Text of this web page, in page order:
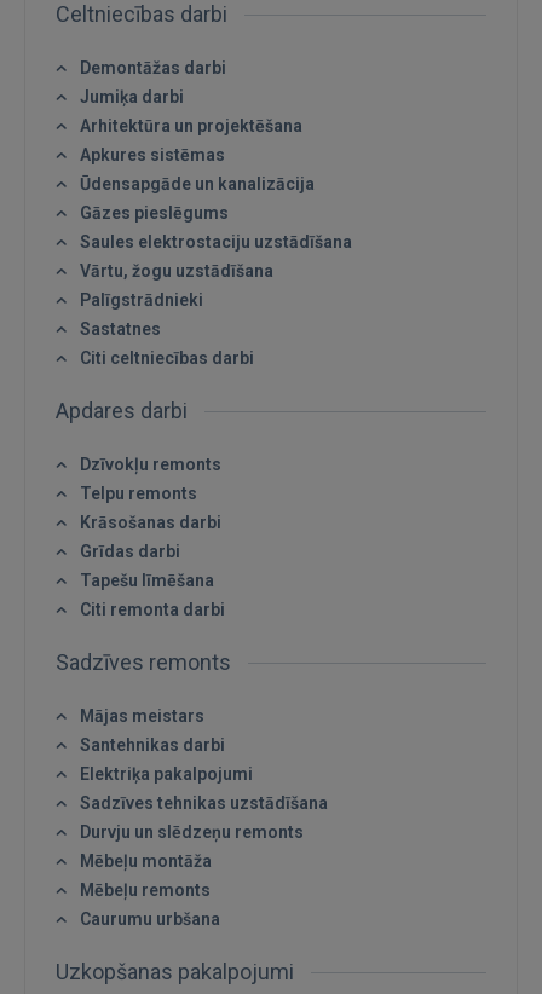
Celtniecības darbi
Demontāžas darbi
Jumiķa darbi
Arhitektūra un projektēšana
Apkures sistēmas
Ūdensapgāde un kanalizācija
Gāzes pieslēgums
Saules elektrostaciju uzstādīšana
Vārtu, žogu uzstādīšana
Palīgstrādnieki
Sastatnes
Citi celtniecības darbi
Apdares darbi
Dzīvokļu remonts
Telpu remonts
Krāsošanas darbi
Grīdas darbi
Tapešu līmēšana
Citi remonta darbi
Sadzīves remonts
Mājas meistars
Santehnikas darbi
Elektriķa pakalpojumi
Sadzīves tehnikas uzstādīšana
Durvju un slēdzeņu remonts
Mēbeļu montāža
Mēbeļu remonts
Caurumu urbšana
Uzkopšanas pakalpojumi